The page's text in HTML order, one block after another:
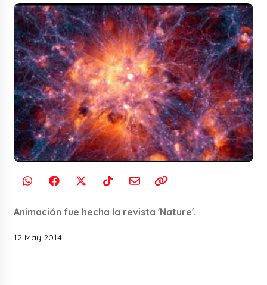
Animación fue hecha la revista 'Nature'.
12 May 2014